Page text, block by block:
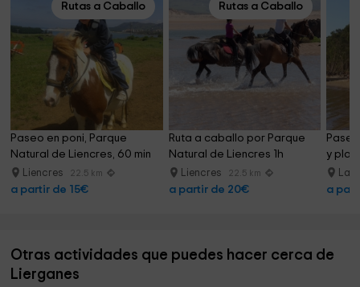
Rutas a Caballo
Paseo en poni, Parque
Natural de Liencres, 60 min
Liencres 22.5 km
a partir de 15€
Rutas a Caballo
Ruta a caballo por Parque
Natural de Liencres 1h
Liencres 22.5 km
a partir de 20€
y
a
Otras actividades que puedes hacer cerca de
Lierganes